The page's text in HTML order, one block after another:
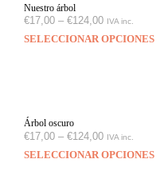
Nuestro árbol
€17,00 – €124,00 IVA inc.
SELECCIONAR OPCIONES
Árbol oscuro
€17,00 – €124,00 IVA inc.
SELECCIONAR OPCIONES